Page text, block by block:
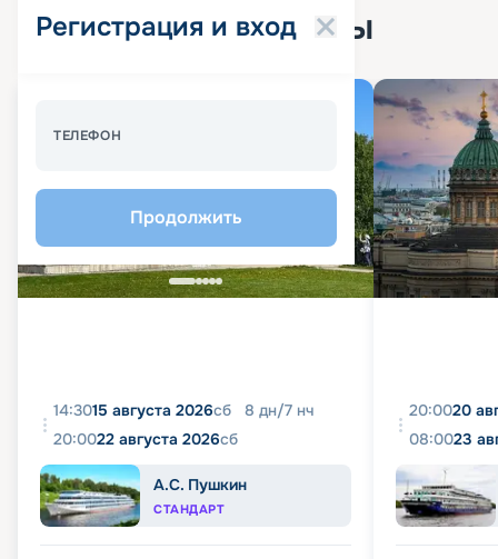
Регистрация и вход
ТЕЛЕФОН
Продолжить
Популярные круизы
14:3015 августа 2026сб 8 дн/7 нч
20:0022 августа 2026сб
А.С. Пушкин
СТАНДАРТ
20:0020
08:0023